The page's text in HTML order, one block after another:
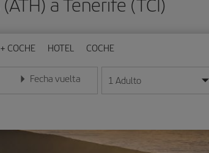
COCHE HOTEL COCHE
en formato día/mes/año
Fecha vuelta
Introduce la fecha en formato día/mes/año
1 Adulto